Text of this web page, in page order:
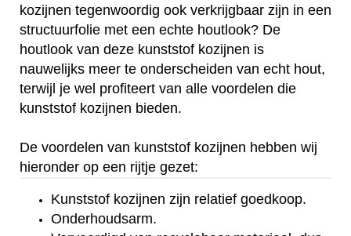
kozijnen tegenwoordig ook verkrijgbaar zijn in een
structuurfolie met een echte houtlook? De
houtlook van deze kunststof kozijnen is
nauwelijks meer te onderscheiden van echt hout,
terwijl je wel profiteert van alle voordelen die
kunststof kozijnen bieden.
De voordelen van kunststof kozijnen hebben wij
hieronder op een rijtje gezet:
Kunststof kozijnen zijn relatief goedkoop.
Onderhoudsarm.